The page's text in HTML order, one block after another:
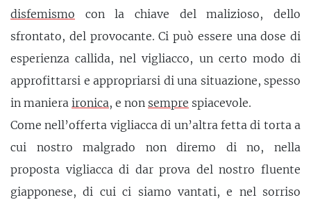
disfemismo con la chiave del malizioso, dello
sfrontato, del provocante. Ci può essere una dose di
esperienza callida, nel vigliacco, un certo modo di
approfittarsi e appropriarsi di una situazione, spesso
in maniera ironica, e non sempre spiacevole.
Come nell’offerta vigliacca di un’altra fetta di torta a
cui nostro malgrado non diremo di no, nella
proposta vigliacca di dar prova del nostro fluente
giapponese, di cui ci siamo vantati, e nel sorriso